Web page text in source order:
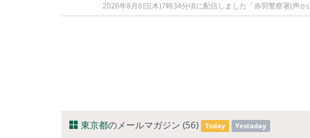
2026年8月6日(木)7時34分頃に配信しました「赤羽警察署(声
東京都のメールマガジン (56) Today Yestaday